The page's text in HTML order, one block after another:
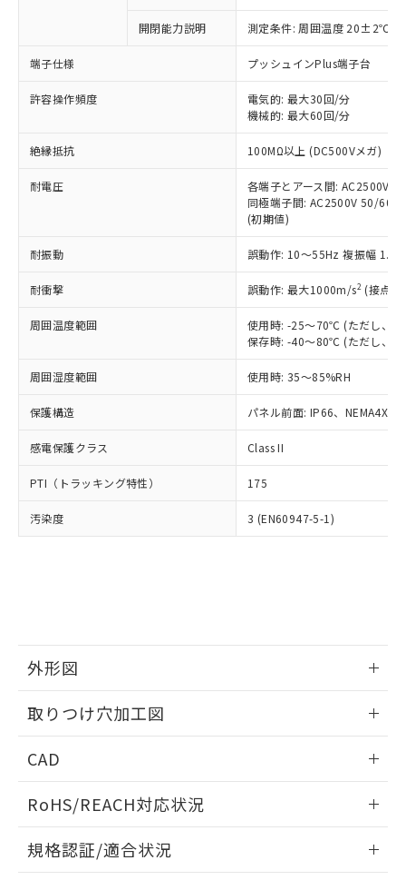
開閉能力説明 測定条件: 周囲温度 20±2℃、
端子仕様 プッシュインPlus端子台
許容操作頻度
電気的: 最大30回/分
機械的: 最大60回/分
絶縁抵抗 100MΩ以上 (DC500Vメガ)
耐電圧
各端子とアース間: AC2500V
同極端子間: AC2500V 50/
(初期値)
耐振動 誤動作: 10～55Hz 複振幅
耐衝撃 誤動作: 最大1000m/s2 (接点
周囲温度範囲
使用時: -25～70℃ (ただし、氷
保存時: -40～80℃ (ただし、氷
周囲湿度範囲 使用時: 35～85%RH
保護構造 パネル前面: IP66、NEMA4X,
感電保護クラス Class II
PTI（トラッキング特性） 175
汚染度 3 (EN60947-5-1)
外形図
取りつけ穴加工図
CAD
ドすることができます。
ログイン/会員登録
RoHS/REACH対応状況
EU RoHS 注意事項・凡例
規格認証/適合状況
以下の条件をお読みいただき、同意のうえ
本サービスは、当社制御機器事業取扱
商品の当社在庫状況および標準価格
(税抜)を提供させていただくもので
当社制御機器事業取扱商品の中には、
本サービスの対象外となる商品もある
ことをご了承ください。
在庫状況および標準価格照会結果は、
記載している更新日時点での社内デー
タに基づき作成されるものであり、閲
覧された時点での実際の在庫および標
準価格とは異なる場合があることをご
正式な納期状況および標準価格はお客
様のお取引先、またはお客様担当のオ
ムロン制御機器販売店・当社販売員に
オムロン制御機器販売店や当社販売拠
販売ネットワーク
」をご確認
ください。
在庫状況および標準価格結果を当社の
事前の承諾なく第三者に漏洩または開
示しないようお願いします。
マイパーツ機能（部品リスト作成サー
および当社の共同利用者が、当社の製
※当社の共同利用者とは、
の共同利用に関して"
の「1.共同利
対応予定なし：EU RoHS指令（10物質）の
定はありません。
調査・確認中：EU RoHS指令（10物質）の
非含有の対応状況を調査中または確認中の
非該当品：ライセンス料など無形物で、有
害物質有無と関係のない商品です。
仕入先様の事情により、非含有部品として
いたものが、含有品と判明した場合などや
むを得ず変更することがあります。
鉛(Pb) 1000ppm以下、 水銀(Hg) 1000ppm以下、 カド
六価クロム(Cr(Ⅵ)) 1000ppm以下、ポリ臭化ビフェニル
類(PBB) 1000ppm以下、ポリ臭化ジフェニルエーテル類
(PBDE) 1000ppm以下、フタル酸ビス(2-エチルヘキシ
ル) (DEHP)(別名：DOP) 1000ppm以下、フタル酸ブチ
ルベンジル（BBP） 1000ppm以下、フタル酸ジブチル
（DBP） 1000ppm以下、フタル酸ジイソブチル
(DIBP) 1000ppm以下
但し、RoHS指令で産業用監視および制御機器に対する
フタル酸エステル類の４物質については閾値を超える意
図的な使用がないことを確認しています。
※2 対応予定月
部品在庫の切り替え状況などにより、予定
月が前後することがあります。
とができます。
EU RoHS指令（10物質）の非含有証明書
ものではありません。
また、RoHS指令のフタル酸エステル類４
物質の対応では、対応完了までの期間は出
荷製品に未対応品が混在することから備考
欄に対応日を記載しておりました。
※1 中国RoHS○×表
「○」：最大均質材料含有率が中国RoHSの
基準値以下であることを示します。
「×」：最大均質材料含有率が中国RoHSの
基準値を超えていることを示します。
「－」：未確認です。当社販売部門へお問
Cr(Ⅵ)(六価クロム) : 1000ppm、 PBBs(ポリ臭化ビフェ
ニル類) : 1000ppm、 PBDEs(ポリ臭化ジフェニルエーテ
ル類) : 1000ppm、
DBP(フタル酸ジブチル) : 1000ppm、 DIBP(フタル酸ジ
イソブチル) : 1000ppm、 BBP(フタル酸ブチルベンジ
ル) : 1000ppm、
※2 環境保護使用期限
「ｅ」：有害物質（10物質）のすべてが基
準値以下であることを示します。
「10」：通常の使用状況下において有害物
質が外部に漏えいし、環境に深刻な影響を
当社は、これら貴社製品のうち、外国
為替および外国貿易法に定める商品
（以下｢規制貨物等」という）を輸出
または国外への提供する場合は、日本
国政府の輸出許可(または役務取引許
可)を取得するなどの必要な手続きを
当社は規制貨物を破棄する場合は、完
全に破砕するなど、違法に輸出されな
いよう必要な手段を講じます。
当社は貴社製品を、核兵器、ミサイ
ル、化学兵器、生物兵器またはその他
武器並びにこれらの製造装置等に一切
使用いたしません。
当社は、貴社製品を第三者に販売する
場合は、上記1、2および3の内容を当
該第三者に通知します。また当社は、
販売先および販売に係わる関係者が違
法に輸出するおそれがある場合は、取
○ 一定数以上の在庫あり
一定数には満たないが在庫あり
在庫なし(最新の在庫状況につ
いては、お客様のお取引先、ま
たはお客様担当のオムロン制御
機器販売店・当社販売員にご確
認ください)
受注生産機種、また在庫状況の